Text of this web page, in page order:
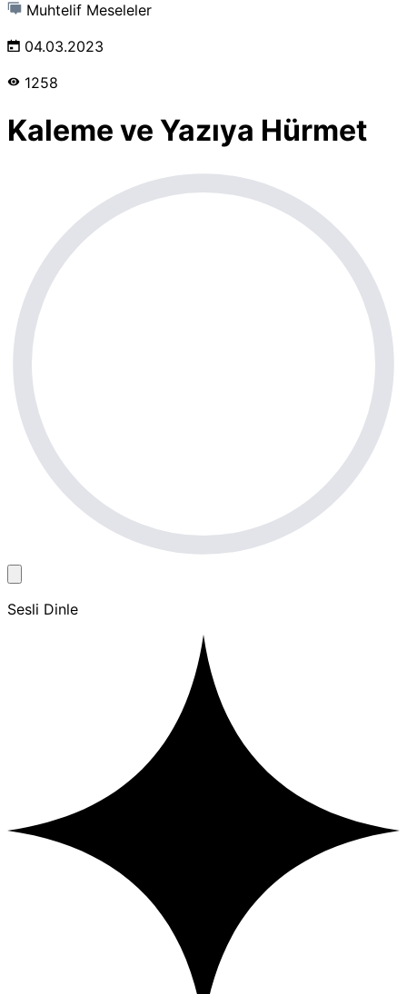
Muhtelif Meseleler
04.03.2023
1258
Kaleme ve Yazıya Hürmet
Sesli Dinle